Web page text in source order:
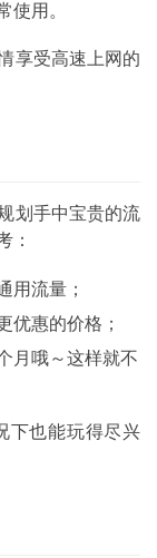
使用。
享受高速上网的
划手中宝贵的流
：
用流量；
优惠的价格；
月哦～这样就不
下也能玩得尽兴